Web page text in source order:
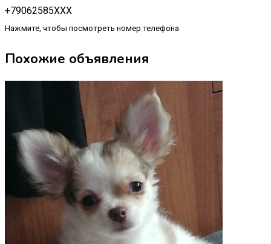
+79062585XXX
Нажмите, чтобы посмотреть номер телефона
Похожие объявления